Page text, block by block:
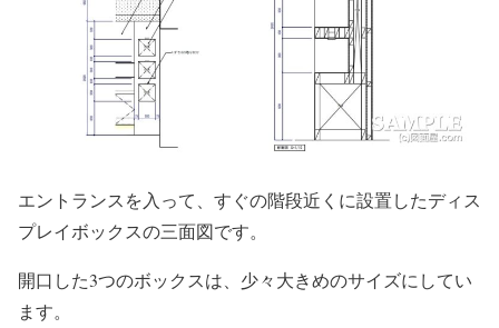
エントランスを入って、すぐの階段近くに設置したディス
プレイボックスの三面図です。
開口した3つのボックスは、少々大きめのサイズにしてい
ます。